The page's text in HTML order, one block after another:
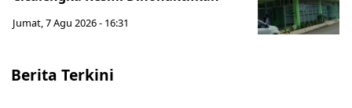
Jumat, 7 Agu 2026 - 16:31
Berita Terkini